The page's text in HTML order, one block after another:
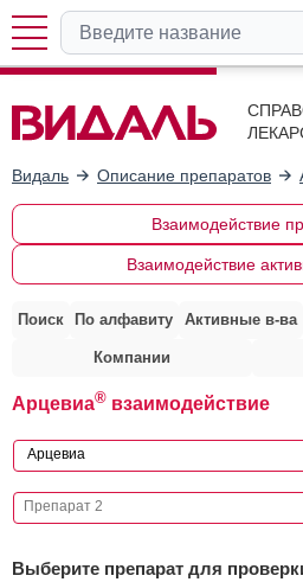
Видаль Описание препаратов
Взаимодействие
Взаимодействие
Поиск По алфавиту Активные в-ва
Компании
Арцевиа® взаимодействие
Выберите препарат для